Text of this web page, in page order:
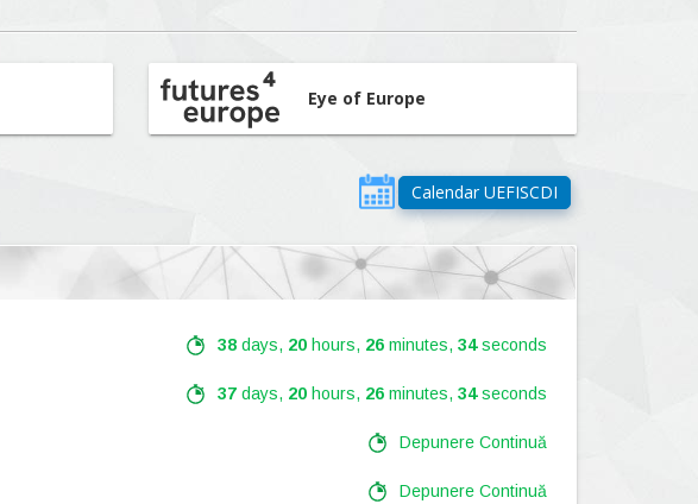
Eye of Europe
Calendar UEFISCDI
38days, 20hours, 26minutes, 33seconds
37days, 20hours, 26minutes, 33seconds
Depunere Continuă
Depunere Continuă